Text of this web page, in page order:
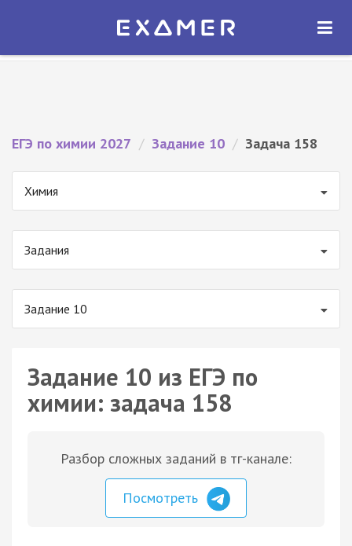
Экзамер — ЕГЭ 2027
ОТКРЫТЬ
ЕГЭ по химии 2027 / Задание 10 / Задача 158
Химия
Задания
Задание 10
Задание 10 из ЕГЭ по
химии: задача 158
Разбор сложных заданий в тг-канале:
Посмотреть